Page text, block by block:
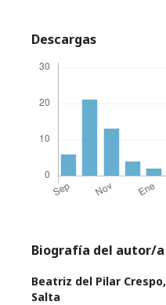
Descargas
Biografía del autor/a
Beatriz del Pilar Crespo,
Salta